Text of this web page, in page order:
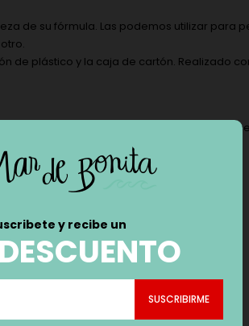
de su fórmula. Las podemos utilizar para
de plástico y la caja de cartón. Realizado
p-menthan-7-ol, MMDHCA, piperonal,
reacción alérgica en la piel.
y recibe un